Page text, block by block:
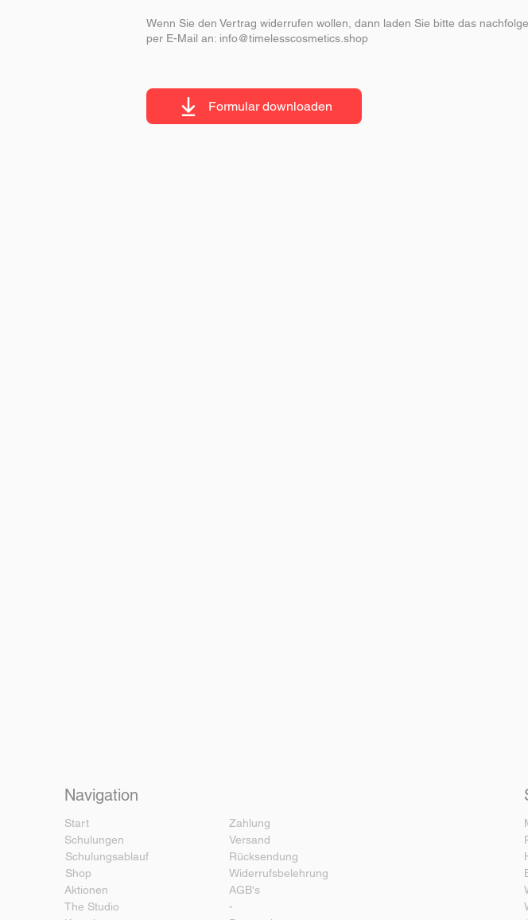
Wenn Sie den Vertrag widerrufen wollen, dann laden Sie bitte das
per E-Mail an: info@timelesscosmetics.shop
Formular downloaden
Navigation
Start
Schulungen
Schulungsablauf
Shop
Aktionen
The Studio
Zahlung
Versand
Rücksendung
Widerrufsbelehrung
AGB's
-